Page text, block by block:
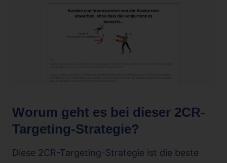
Worum geht es bei dieser 2CR-
Targeting-Strategie?
Diese 2CR-Targeting-Strategie ist die beste